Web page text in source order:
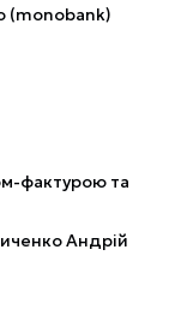
(monobank)
фактурою та
Андрій